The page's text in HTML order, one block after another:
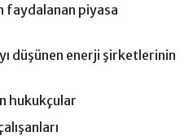
faydalanan piyasa
düşünen enerji şirketlerinin
hukukçular